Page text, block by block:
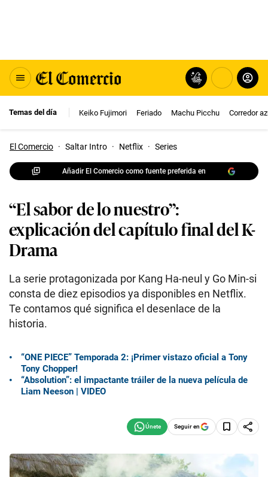
Temas del día Keiko Fujimori Feriado Machu Picchu Corredor
El Comercio · Saltar Intro · Netflix · Series
Añadir El Comercio como fuente preferida en
“El sabor de lo nuestro”:
explicación del capítulo final del K-
Drama
La serie protagonizada por Kang Ha-neul y Go Min-si
consta de diez episodios ya disponibles en Netflix.
Te contamos qué significa el desenlace de la
historia.
“ONE PIECE” Temporada 2: ¡Primer vistazo oficial a Tony
Tony Chopper!
“Absolution”: el impactante tráiler de la nueva película de
Liam Neeson | VIDEO
Seguir en